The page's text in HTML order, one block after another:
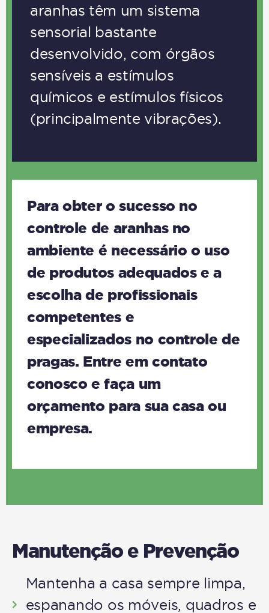
aranhas têm um sistema
sensorial bastante
desenvolvido, com órgãos
sensíveis a estímulos
químicos e estímulos físicos
(principalmente vibrações).
Para obter o sucesso no
controle de aranhas no
ambiente é necessário o uso
de produtos adequados e a
escolha de profissionais
competentes e
especializados no controle de
pragas. Entre em contato
conosco e faça um
orçamento para sua casa ou
empresa.
Manutenção e Prevenção
Mantenha a casa sempre limpa,
espanando os móveis, quadros e